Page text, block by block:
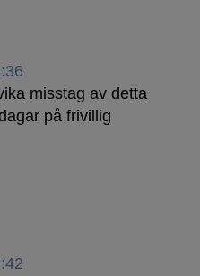
misstag av detta
på frivillig